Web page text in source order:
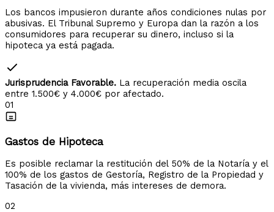
Los bancos impusieron durante años condiciones nulas por
abusivas. El Tribunal Supremo y Europa dan la razón a los
consumidores para recuperar su dinero, incluso si la
hipoteca ya está pagada.
Jurisprudencia Favorable. La recuperación media oscila
entre 1.500€ y 4.000€ por afectado.
01
Gastos de Hipoteca
Es posible reclamar la restitución del 50% de la Notaría y el
100% de los gastos de Gestoría, Registro de la Propiedad y
Tasación de la vivienda, más intereses de demora.
02